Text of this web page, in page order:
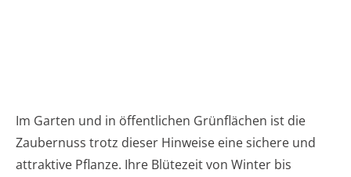
Im Garten und in öffentlichen Grünflächen ist die
Zaubernuss trotz dieser Hinweise eine sichere und
attraktive Pflanze. Ihre Blütezeit von Winter bis